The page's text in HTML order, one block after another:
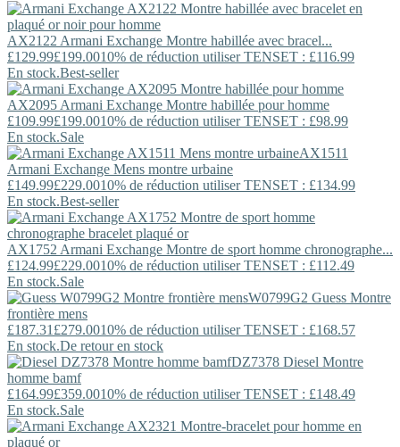
AX2122 Armani Exchange Montre habillée avec bracel...
£129.99£199.0010% de réduction utiliser TENSET : £116.99
En stock.Best-seller
AX2095 Armani Exchange Montre habillée pour homme
£109.99£199.0010% de réduction utiliser TENSET : £98.99
En stock.Sale
AX1511
Armani Exchange Mens montre urbaine
£149.99£229.0010% de réduction utiliser TENSET : £134.99
En stock.Best-seller
AX1752 Armani Exchange Montre de sport homme chronographe...
£124.99£229.0010% de réduction utiliser TENSET : £112.49
En stock.Sale
W0799G2 Guess Montre
frontière mens
£187.31 £279.0010% de réduction utiliser TENSET : £168.57
En stock.De retour en stock
DZ7378 Diesel Montre
homme bamf
£164.99£359.0010% de réduction utiliser TENSET : £148.49
En stock.Sale